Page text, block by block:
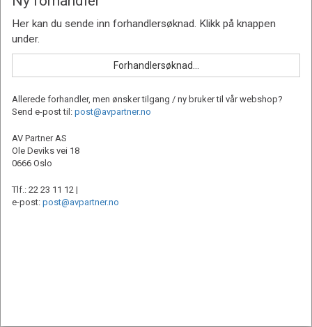
Allerede forhandler, men ønsker tilgang / ny bruker til vår webshop?
Send e-post til: post@avpartner.no
AV Partner AS
Ole Deviks vei 18
0666 Oslo
Tlf.: 22 23 11 12 |
e-post: post@avpartner.no